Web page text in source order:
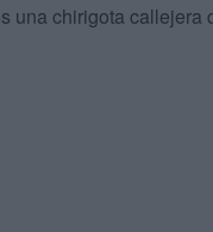
una chirigota callejera